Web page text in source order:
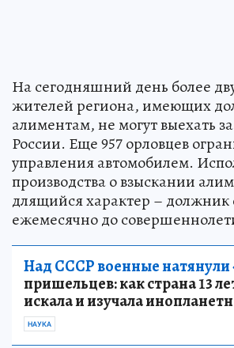
На сегодняшний день более
жителей региона, имеющих
алиментам, не могут выехать
России. Еще 957 орловцев
управления автомобилем.
производства о взыскании
длящийся характер – должник
ежемесячно до
Над СССР военные натянули
пришельцев: как страна 13
искала и изучала
НАУКА